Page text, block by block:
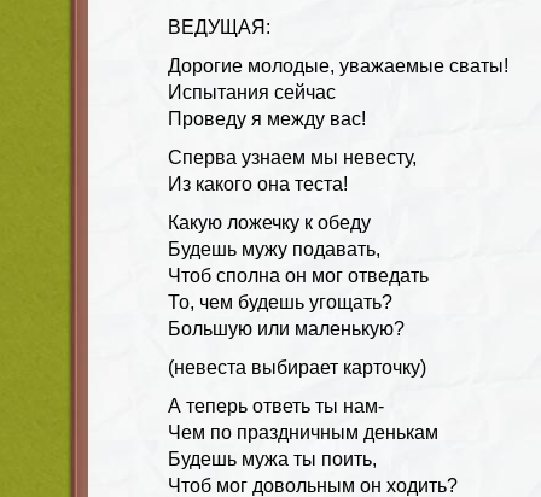
ВЕДУЩАЯ:
Дорогие молодые, уважаемые сваты!
Испытания сейчас
Проведу я между вас!
Сперва узнаем мы невесту,
Из какого она теста!
Какую ложечку к обеду
Будешь мужу подавать,
Чтоб сполна он мог отведать
То, чем будешь угощать?
Большую или маленькую?
(невеста выбирает карточку)
А теперь ответь ты нам-
Чем по праздничным денькам
Будешь мужа ты поить,
Чтоб мог довольным он ходить?